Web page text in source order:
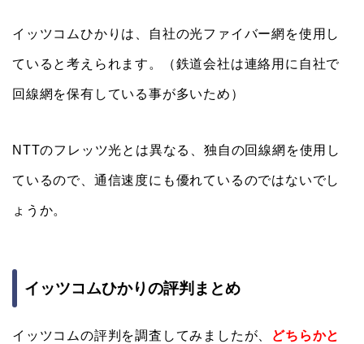
イッツコムひかりは、自社の光ファイバー網を使用し
ていると考えられます。（鉄道会社は連絡用に自社で
回線網を保有している事が多いため）
NTTのフレッツ光とは異なる、独自の回線網を使用し
ているので、通信速度にも優れているのではないでし
ょうか。
イッツコムひかりの評判まとめ
イッツコムの評判を調査してみましたが、 どちらかと